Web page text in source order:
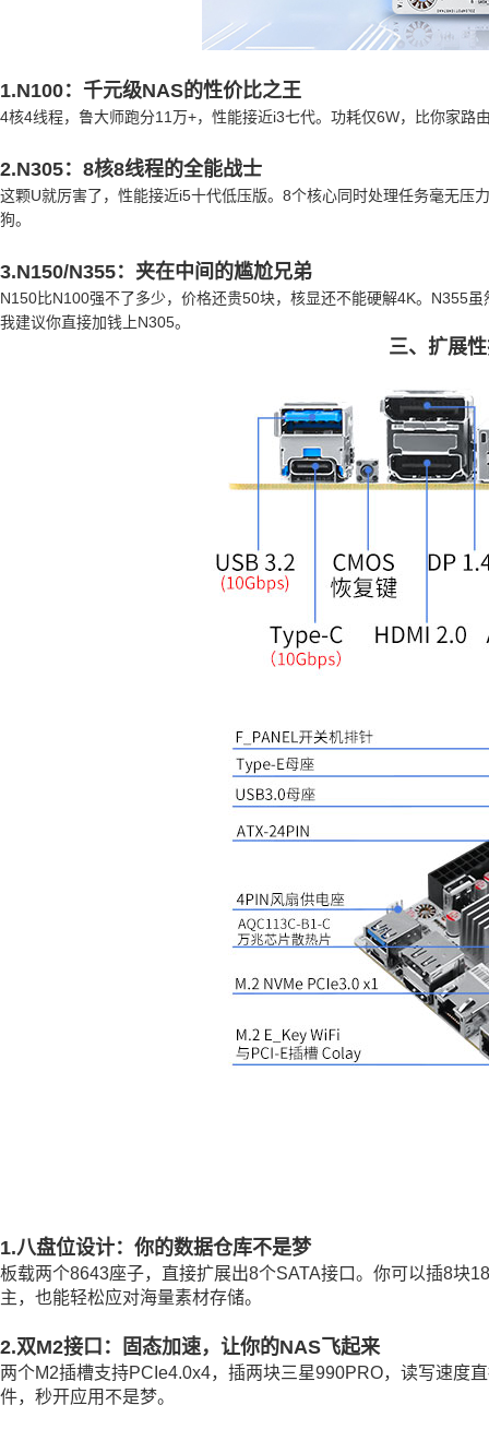
1.N100：千元级NAS的性价比之王
4核4线程，鲁大师跑分11万+，性能接近i3七代。功耗仅6W，比你家
2.N305：8核8线程的全能战士
这颗U就厉害了，性能接近i5十代低压版。8个核心同时处理任务毫无
狗。
3.N150/N355：夹在中间的尴尬兄弟
N150比N100强不了多少，价格还贵50块，核显还不能硬解4K。N355
我建议你直接加钱上N305。
三、扩展
1.八盘位设计：你的数据仓库不是梦
板载两个8643座子，直接扩展出8个SATA接口。你可以插8块
主，也能轻松应对海量素材存储。
2.双M2接口：固态加速，让你的NAS飞起来
两个M2插槽支持PCIe4.0x4，插两块三星990PRO，读写速度
件，秒开应用不是梦。